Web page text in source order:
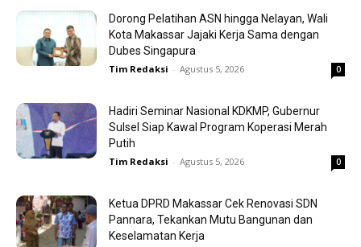
Dorong Pelatihan ASN hingga Nelayan, Wali
Kota Makassar Jajaki Kerja Sama dengan
Dubes Singapura
Tim Redaksi - Agustus 5, 2026 0
Hadiri Seminar Nasional KDKMP, Gubernur
Sulsel Siap Kawal Program Koperasi Merah
Putih
Tim Redaksi - Agustus 5, 2026 0
Ketua DPRD Makassar Cek Renovasi SDN
Pannara, Tekankan Mutu Bangunan dan
Keselamatan Kerja